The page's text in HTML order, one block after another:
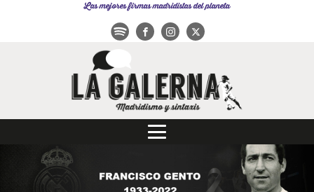
Las mejores firmas madridistas del planeta